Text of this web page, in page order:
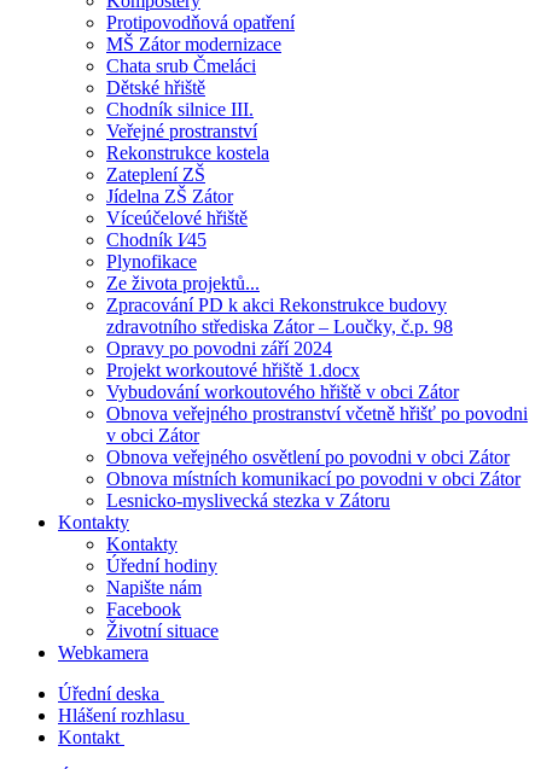
Protipovodňová opatření
MŠ Zátor modernizace
Chata srub Čmeláci
Dětské hřiště
Chodník silnice III.
Veřejné prostranství
Rekonstrukce kostela
Zateplení ZŠ
Jídelna ZŠ Zátor
Víceúčelové hřiště
Chodník I⁄45
Plynofikace
Ze života projektů...
Zpracování PD k akci Rekonstrukce budovy
zdravotního střediska Zátor – Loučky, č.p. 98
Opravy po povodni září 2024
Projekt workoutové hřiště 1.docx
Vybudování workoutového hřiště v obci Zátor
Obnova veřejného prostranství včetně hřišť po povodni
v obci Zátor
Obnova veřejného osvětlení po povodni v obci Zátor
Obnova místních komunikací po povodni v obci Zátor
Lesnicko-myslivecká stezka v Zátoru
Kontakty
Kontakty
Úřední hodiny
Napište nám
Facebook
Životní situace
Webkamera
Úřední deska
Hlášení rozhlasu
Kontakt